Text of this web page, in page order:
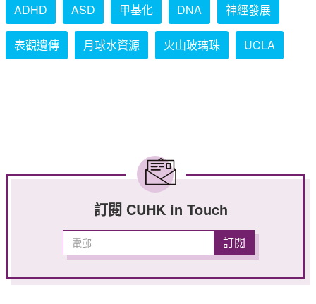
ADHD ASD 甲基化 DNA 神經發展
表觀遺傳 月球水資源 火山玻璃珠 UCLA
訂閱 CUHK in Touch